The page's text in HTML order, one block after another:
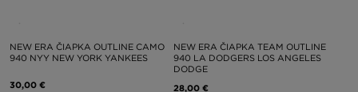
NEW ERA ČIAPKA OUTLINE CAMO
940 NYY NEW YORK YANKEES
30,00 €
NEW ERA ČIAPKA TEAM OUTLINE
940 LA DODGERS LOS ANGELES
DODGE
28,00 €